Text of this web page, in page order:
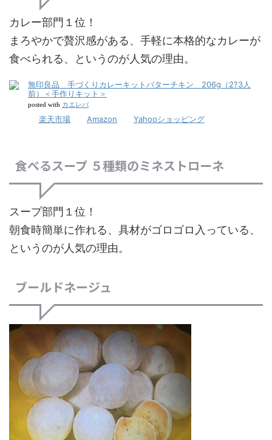
カレー部門１位！
まろやかで贅沢感がある、手軽に本格的なカレーが
食べられる、というのが人気の理由。
無印良品 手づくりカレーキットバターチキン 206g（2?3人
前）＜手作りキット＞
posted with カエレバ
楽天市場 Amazon Yahooショッピング
食べるスープ ５種類のミネストローネ
スープ部門１位！
朝食時簡単に作れる、具材がゴロゴロ入っている、
というのが人気の理由。
ブールドネージュ